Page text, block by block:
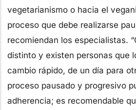
vegetarianismo o hacia el
proceso que debe realizarse
recomiendan los especialistas.
distinto y existen personas que
cambio rápido, de un día para
proceso pausado y progresivo
adherencia; es recomendable